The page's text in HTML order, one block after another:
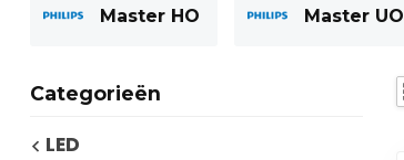
Master HO Master UO
Categorieën
LED